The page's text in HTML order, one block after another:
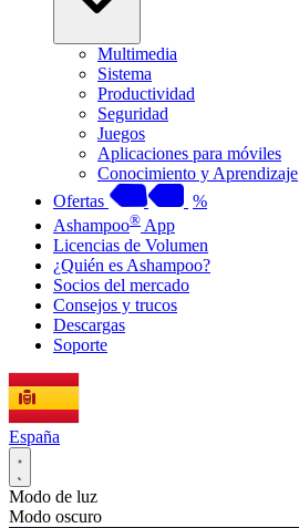
Multimedia
Sistema
Productividad
Seguridad
Juegos
Aplicaciones para móviles
Conocimiento y Aprendizaje
Ofertas
%
Ashampoo® App
Licencias de Volumen
¿Quién es Ashampoo?
Socios del mercado
Consejos y trucos
Descargas
Soporte
España
Modo de luz
Modo oscuro